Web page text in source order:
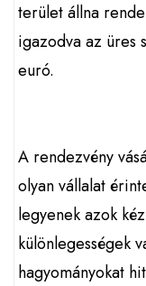
terület állna
igazodva az üres
euró.
A rendezvény
olyan vállalat
legyenek azok
különlegességek
hagyományokat